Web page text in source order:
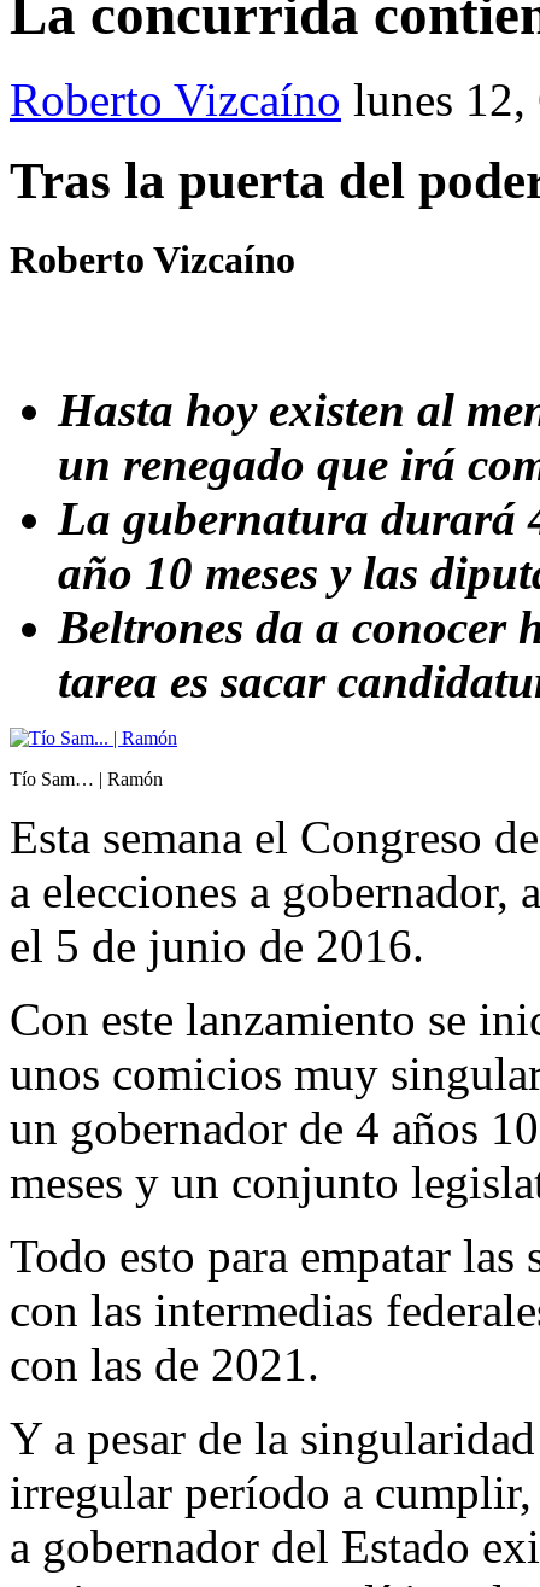
La concurrida
Roberto Vizcaíno lunes
Tras la puerta del
Roberto Vizcaíno
Hasta hoy existen al
un renegado que irá
La gubernatura durará
año 10 meses y las
Beltrones da a conocer
tarea es sacar
Tío Sam… | Ramón
Esta semana el Congreso
a elecciones a gobernador,
el 5 de junio de 2016.
Con este lanzamiento se
unos comicios muy
un gobernador de 4 años
meses y un conjunto
Todo esto para empatar las
con las intermedias
con las de 2021.
Y a pesar de la
irregular período a
a gobernador del Estado